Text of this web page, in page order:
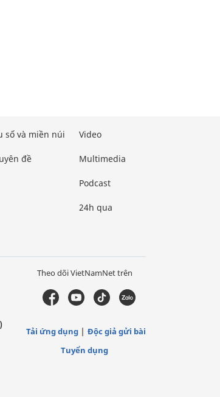
số và miền núi
đề
Video
Multimedia
Podcast
24h qua
Theo dõi VietNamNet trên
Tải ứng dụng
Độc giả gửi bài
Tuyển dụng